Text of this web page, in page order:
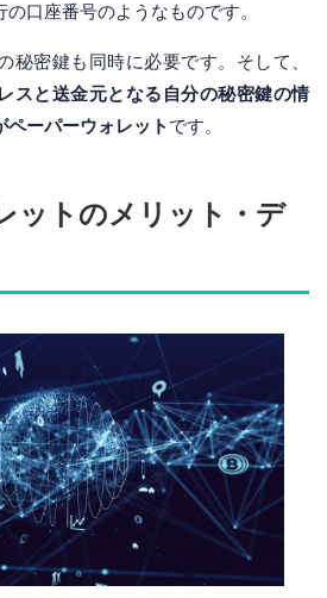
口座番号のようなものです。
秘密鍵も同時に必要です。そして、
スと送金元となる自分の秘密鍵の情
ーパーウォレット です。
ットのメリット・デ